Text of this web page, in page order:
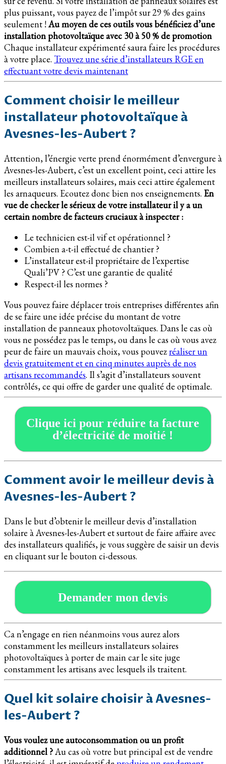
plus puissant, vous payez de l’impôt sur 29 % des gains
seulement !Au moyen de ces outils vous bénéficiez d’une
installation photovoltaïque avec 30 à 50 % de promotion
Chaque installateur expérimenté saura faire les procédures
à votre place. Trouvez une série d’installateurs RGE en
effectuant votre devis maintenant
Comment choisir le meilleur
installateur photovoltaïque à
Avesnes-les-Aubert ?
Attention, l’énergie verte prend énormément d’envergure à
Avesnes-les-Aubert, c’est un excellent point, ceci attire les
meilleurs installateurs solaires, mais ceci attire également
les arnaqueurs. Ecoutez donc bien nos enseignements. En
vue de checker le sérieux de votre installateur il y a un
certain nombre de facteurs cruciaux à inspecter :
Le technicien est-il vif et opérationnel ?
Combien a-t-il effectué de chantier ?
L’installateur est-il propriétaire de l’expertise
Quali’PV ? C’est une garantie de qualité
Respect-il les normes ?
Vous pouvez faire déplacer trois entreprises différentes afin
de se faire une idée précise du montant de votre
installation de panneaux photovoltaïques. Dans le cas où
vous ne possédez pas le temps, ou dans le cas où vous avez
peur de faire un mauvais choix, vous pouvezréaliser un
devis gratuitement et en cinq minutes auprès de nos
artisans recommandés. Il s’agit d’installateurs souvent
contrôlés, ce qui offre de garder une qualité de optimale.
Clique ici pour réduire ta facture
d’électricité de moitié !
Comment avoir le meilleur devis à
Avesnes-les-Aubert ?
Dans le but d’obtenir le meilleur devis d’installation
solaire à Avesnes-les-Aubert et surtout de faire affaire avec
des installateurs qualifiés, je vous suggère de saisir un devis
en cliquant sur le bouton ci-dessous.
Demander mon devis
Ca n’engage en rien néanmoins vous aurez alors
constamment les meilleurs installateurs solaires
photovoltaïques à porter de main car le site juge
constamment les artisans avec lesquels ils traitent.
Quel kit solaire choisir à Avesnes-
les-Aubert ?
Vous voulez une autoconsommation ou un profit
additionnel ?Au cas où votre but principal est de vendre